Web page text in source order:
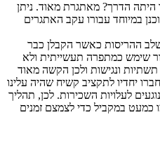
היתה הדרך? מאתגרת מאוד. ניתן
במיוחד עבורו עקב האתגרים
ההריסות כאשר הקבלן כבר
שימש כמתפרה תעשייתית ולא
ונגישות ולכן הקשה מאוד
יחדיו לתקציב קשיח שהיה עלינו
לעלויות השכירות. לכן, תהליך
כמעט במקביל כדי לצמצם זמנים